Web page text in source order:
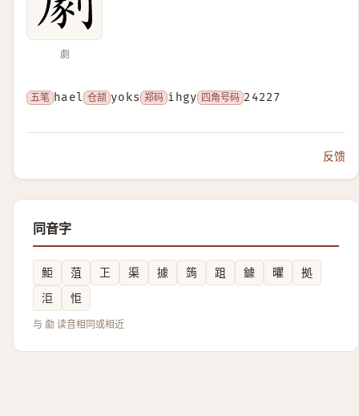
劇
五笔 hael 仓颉 yoks 郑码 ihgy 四角号码 24227
反馈
同音字
鮔 菹 㠪 渠 據 䈮 跙 鐻 㬬
拠
洰
怇
与 勮 读音相同或相近